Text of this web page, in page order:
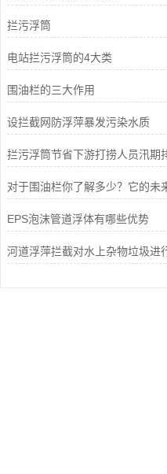
拦污浮筒
电站拦污浮筒的4大类
围油栏的三大作用
设拦截网防浮萍暴发污染水质
EPS泡沫管道浮体有哪些优势